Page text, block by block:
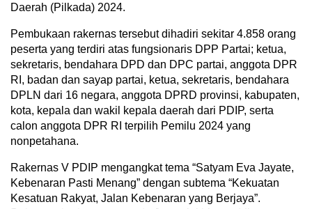
Daerah (Pilkada) 2024.
Pembukaan rakernas tersebut dihadiri sekitar 4.858 orang
peserta yang terdiri atas fungsionaris DPP Partai; ketua,
sekretaris, bendahara DPD dan DPC partai, anggota DPR
RI, badan dan sayap partai, ketua, sekretaris, bendahara
DPLN dari 16 negara, anggota DPRD provinsi, kabupaten,
kota, kepala dan wakil kepala daerah dari PDIP, serta
calon anggota DPR RI terpilih Pemilu 2024 yang
nonpetahana.
Rakernas V PDIP mengangkat tema “Satyam Eva Jayate,
Kebenaran Pasti Menang” dengan subtema “Kekuatan
Kesatuan Rakyat, Jalan Kebenaran yang Berjaya”.